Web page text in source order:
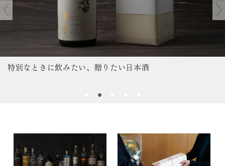
特別なときに飲みたい、贈りたい日本酒